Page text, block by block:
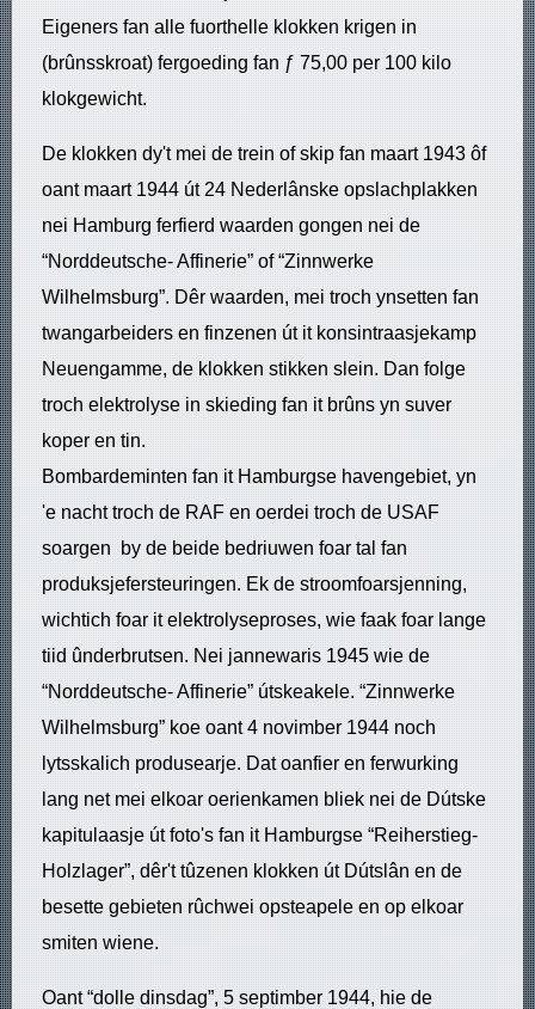
Eigeners fan alle fuorthelle klokken krigen in
(brûnsskroat) fergoeding fan ƒ 75,00 per 100 kilo
klokgewicht.
De klokken dy't mei de trein of skip fan maart 1943 ôf
oant maart 1944 út 24 Nederlânske opslachplakken
nei Hamburg ferfierd waarden gongen nei de
“Norddeutsche- Affinerie” of “Zinnwerke
Wilhelmsburg”. Dêr waarden, mei troch ynsetten fan
twangarbeiders en finzenen út it konsintraasjekamp
Neuengamme, de klokken stikken slein. Dan folge
troch elektrolyse in skieding fan it brûns yn suver
koper en tin.
Bombardeminten fan it Hamburgse havengebiet, yn
'e nacht troch de RAF en oerdei troch de USAF
soargen by de beide bedriuwen foar tal fan
produksjefersteuringen. Ek de stroomfoarsjenning,
wichtich foar it elektrolyseproses, wie faak foar lange
tiid ûnderbrutsen. Nei jannewaris 1945 wie de
“Norddeutsche- Affinerie” útskeakele. “Zinnwerke
Wilhelmsburg” koe oant 4 novimber 1944 noch
lytsskalich produsearje. Dat oanfier en ferwurking
lang net mei elkoar oerienkamen bliek nei de Dútske
kapitulaasje út foto's fan it Hamburgse “Reiherstieg-
Holzlager”, dêr't tûzenen klokken út Dútslân en de
besette gebieten rûchwei opsteapele en op elkoar
smiten wiene.
Oant “dolle dinsdag”, 5 septimber 1944, hie de